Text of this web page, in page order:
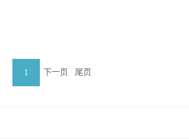
1 下一页 尾页